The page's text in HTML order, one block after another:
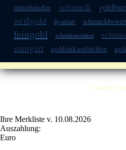
münzhändler schmuck
weißgold fiyatlari
feingold scheideanstalten
stuttgart goldankaufstellen
Copyright ©
Ihre Merkliste v. 10.08.2026
Auszahlung:
Euro